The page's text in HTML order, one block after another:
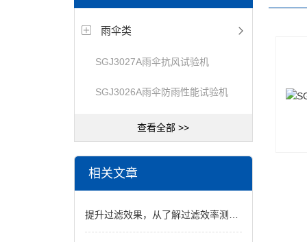
雨伞类
SGJ3027A雨伞抗风试验机
SGJ3026A雨伞防雨性能试验机
查看全部 >>
相关文章
提升过滤效果，从了解过滤效率测试仪开始